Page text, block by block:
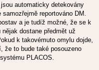
automaticky detekovány
reportováno DM.
a je tudíž možné, že se k
dostane předmět už
k takovémuto omylu dojde,
že to bude také posouzeno
PLACOS.